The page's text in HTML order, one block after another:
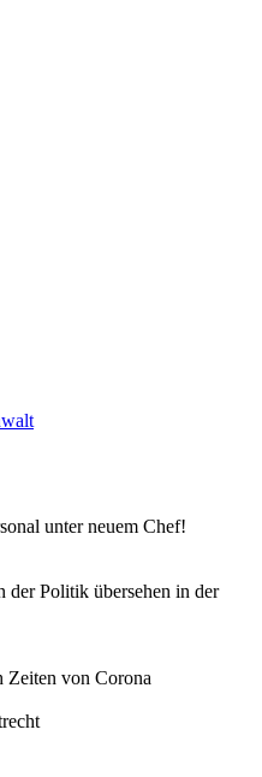
unter neuem Chef!
der Politik übersehen in der
Zeiten von Corona